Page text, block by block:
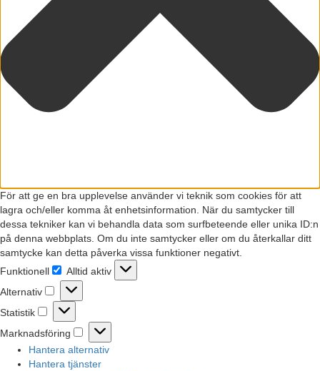
För att ge en bra upplevelse använder vi teknik som cookies för att
lagra och/eller komma åt enhetsinformation. När du samtycker till
dessa tekniker kan vi behandla data som surfbeteende eller unika ID:n
på denna webbplats. Om du inte samtycker eller om du återkallar ditt
samtycke kan detta påverka vissa funktioner negativt.
Funktionell
Funktionell
Alltid aktiv
Alternativ
Alternativ
Statistik
Statistik
Marknadsföring
Marknadsföring
Hantera alternativ
Hantera tjänster